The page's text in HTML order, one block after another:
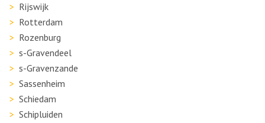
Rijswijk
Rotterdam
Rozenburg
s-Gravendeel
s-Gravenzande
Sassenheim
Schiedam
Schipluiden